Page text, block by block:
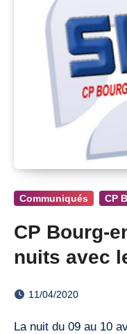
Communiqués CP
CP Bourg-
nuits avec
11/04/2020
La nuit du 09 au 10 avril 2020, fut une nouvelle fois